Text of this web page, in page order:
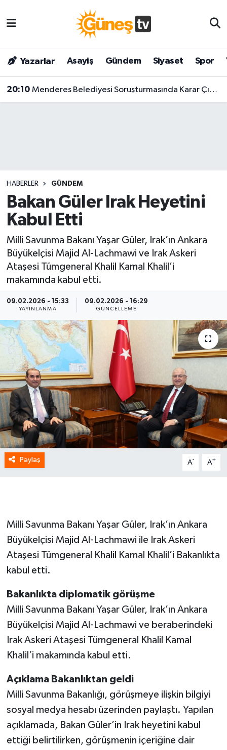
Yazarlar Asayiş Gündem Siyaset Spor
20:10 Menderes Belediyesi Soruşturmasında Karar Çıktı! Başkan Ve 9 Kişi Tutuklandı
HABERLER GÜNDEM
Bakan Güler Irak Heyetini
Kabul Etti
Milli Savunma Bakanı Yaşar Güler, Irak’ın Ankara
Büyükelçisi Majid Al-Lachmawi ve Irak Askeri
Ataşesi Tümgeneral Khalil Kamal Khalil’i
makamında kabul etti.
09.02.2026 - 15:33
YAYINLANMA
09.02.2026 - 16:29
GÜNCELLEME
Paylaş A- A+
Milli Savunma Bakanı Yaşar Güler, Irak’ın Ankara
Büyükelçisi Majid Al-Lachmawi ile Irak Askeri
Ataşesi Tümgeneral Khalil Kamal Khalil’i Bakanlıkta
kabul etti.
Bakanlıkta diplomatik görüşme
Milli Savunma Bakanı Yaşar Güler, Irak’ın Ankara
Büyükelçisi Majid Al-Lachmawi ve beraberindeki
Irak Askeri Ataşesi Tümgeneral Khalil Kamal
Khalil’i makamında kabul etti.
Açıklama Bakanlıktan geldi
Milli Savunma Bakanlığı, görüşmeye ilişkin bilgiyi
sosyal medya hesabı üzerinden paylaştı. Yapılan
açıklamada, Bakan Güler’in Irak heyetini kabul
ettiği belirtilirken, görüşmenin içeriğine dair
Bilim & Teknoloji
Dünya
Magazin
Siyaset
Spor
Yaşam
Malatya Nöbetçi Eczaneler
Malatya Hava Durumu
Malatya Namaz Vakitleri
Son Dakika Haberleri
Haber Arşivi